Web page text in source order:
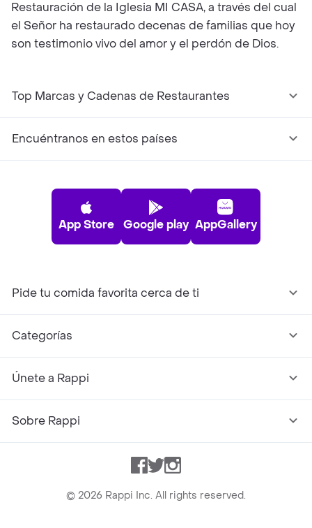
Restauración de la Iglesia MI CASA, a través del cual
el Señor ha restaurado decenas de familias que hoy
son testimonio vivo del amor y el perdón de Dios.
Top Marcas y Cadenas de Restaurantes
Encuéntranos en estos países
App Store Google play AppGallery
Pide tu comida favorita cerca de ti
Categorías
Únete a Rappi
Sobre Rappi
Facebook
TwitterInstagram
© 2026 Rappi Inc. All rights reserved.